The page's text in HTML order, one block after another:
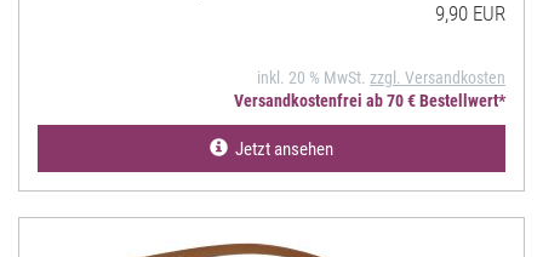
9,90 EUR
inkl. 20 % MwSt. zzgl. Versandkosten
Versandkostenfrei ab 70 € Bestellwert*
Jetzt ansehen